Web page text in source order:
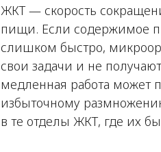
ЖКТ — скорость
пищи. Если содержимое
слишком быстро,
свои задачи и не
медленная работа может
избыточному
в те отделы ЖКТ, где их